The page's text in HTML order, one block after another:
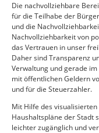
Die nachvollziehbare
für die Teilhabe der
und die
Nachvollziehbarkeit von
das Vertrauen in unser
Daher sind Transparenz
Verwaltung und gerade
mit öffentlichen Geldern
und für die Steuerzahler.
Mit Hilfe des
Haushaltspläne der Stadt
leichter zugänglich und